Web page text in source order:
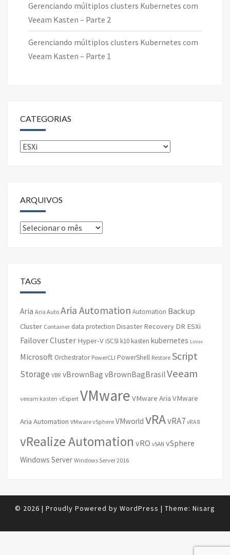
Gerenciando múltiplos clusters Kubernetes com
Veeam Kasten – Parte 2
Gerenciando múltiplos clusters Kubernetes com
Veeam Kasten – Parte 1
CATEGORIAS
Categorias
ARQUIVOS
Arquivos
TAGS
Aria Aria Auto Aria Automation Automation Backup
Cluster Container data protection Disaster Recovery DR ESXi
Failover Cluster Hyper-V iSCSI k10 kasten kubernetes Linux
Microsoft Orchestrator PowerCLI PowerShell Restore Script
Storage VBR vBrownBag vBrownBagBrasilVeeam
veeam kasten vExpert VMware VMware Aria VMware
Aria Automation VMware vSphere VMworld vRAvRA7 vRA 8
vRealize Automation vRO vSAN vSphere
Windows Server Windows Server 2016
© 2026 | Proudly Powered by WordPress | Theme: Nisarg